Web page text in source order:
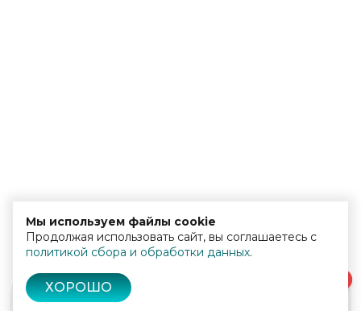
Мы используем файлы cookie
Продолжая использовать сайт, вы соглашаетесь с
политикой сбора и обработки данных.
ХОРОШО